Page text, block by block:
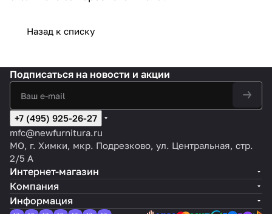
Назад к списку
Подписаться на новости и акции
+7 (495) 925-26-27
mfc@newfurnitura.ru
МО, г. Химки, мкр. Подрезково, ул. Центральная, стр.
2/5 А
Интернет-магазин
Компания
Информация